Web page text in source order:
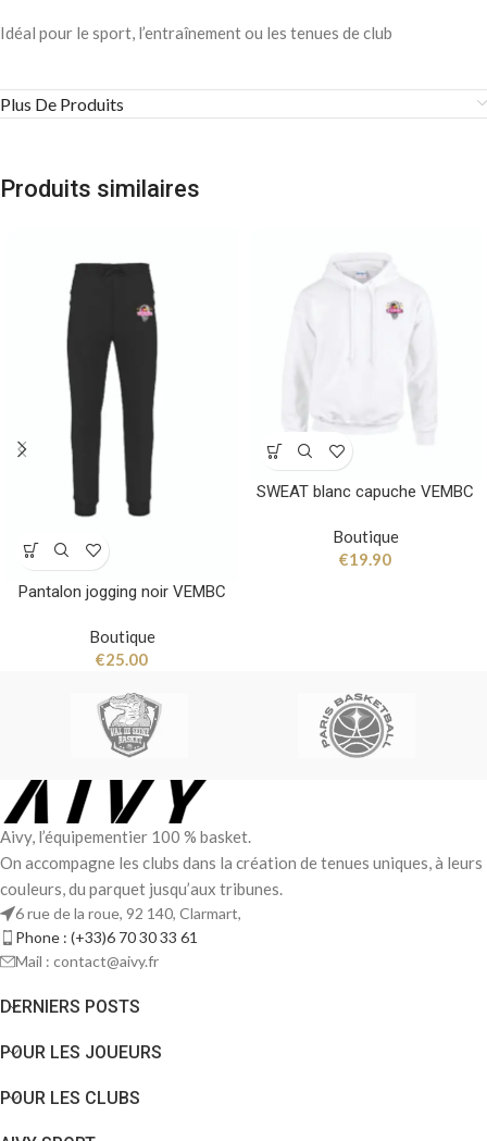
Idéal pour le sport, l’entraînement ou les tenues de club
Plus De Produits
Produits similaires
Pantalon jogging noir VEMBC
Boutique
€25.00
SWEAT blanc capuche VEMBC
Boutique
€19.90
Aivy, l’équipementier 100 % basket.
On accompagne les clubs dans la création de tenues uniques, à leurs
couleurs, du parquet jusqu’aux tribunes.
6 rue de la roue, 92 140, Clarmart,
Phone : (+33)6 70 30 33 61
Mail : contact@aivy.fr
DERNIERS POSTS
POUR LES JOUEURS
POUR LES CLUBS